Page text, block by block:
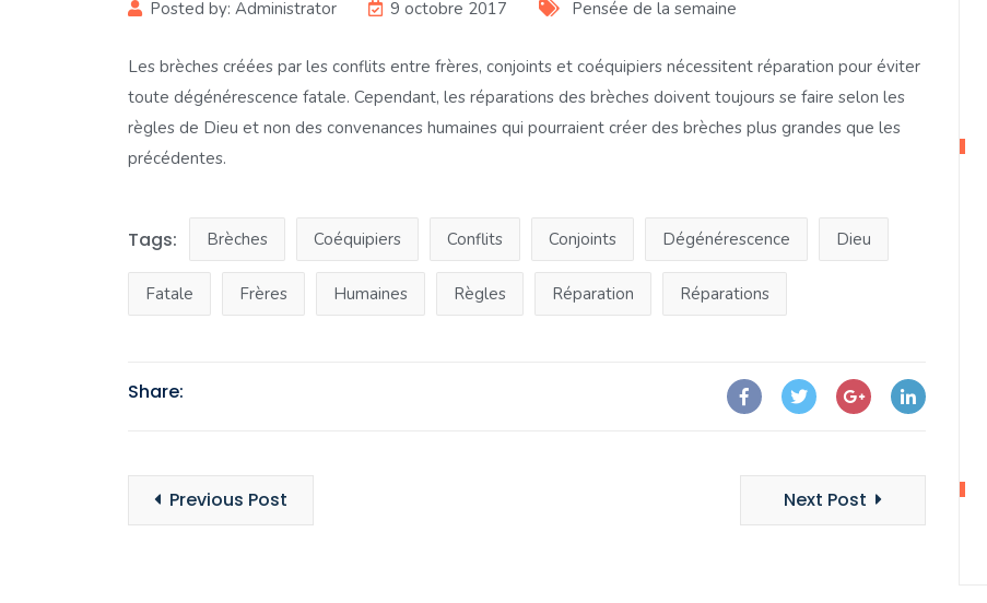
Posted by: Administrator 9 octobre 2017 Pensée de la semaine
Les brèches créées par les conflits entre frères, conjoints et coéquipiers nécessitent réparation pour éviter
toute dégénérescence fatale. Cependant, les réparations des brèches doivent toujours se faire selon les
règles de Dieu et non des convenances humaines qui pourraient créer des brèches plus grandes que les
précédentes.
Tags: Brèches Coéquipiers Conflits Conjoints Dégénérescence Dieu
Fatale Frères Humaines Règles Réparation Réparations
Share:
Previous Post Next Post